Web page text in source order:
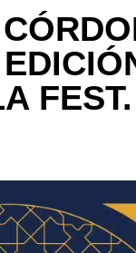
FEST.